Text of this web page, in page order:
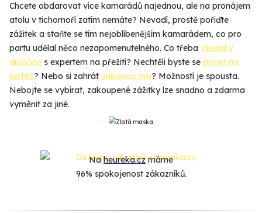
Chcete obdarovat více kamarádů najednou, ale na pronájem
atolu v tichomoří zatím nemáte? Nevadí, prostě pořiďte
zážitek a staňte se tím nejoblíbenějším kamarádem, co pro
partu udělal něco nezapomenutelného. Co třeba víkend v
divočině s expertem na přežití? Nechtěli byste se projet na
jachtě? Nebo si zahrát únikovou hru? Možností je spousta.
Nebojte se vybírat, zakoupené zážitky lze snadno a zdarma
vyměnit za jiné.
Naheureka.czmáme
96% spokojenost zákazníků.